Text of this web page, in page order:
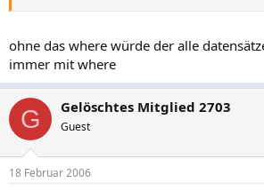
ohne das where würde der alle
immer mit where
G Gelöschtes Mitglied 2703
Guest
18 Februar 2006